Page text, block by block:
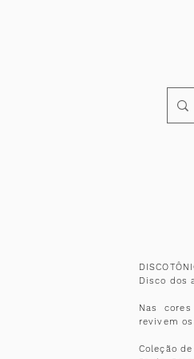
Disco dos
Nas
revivem
Coleção